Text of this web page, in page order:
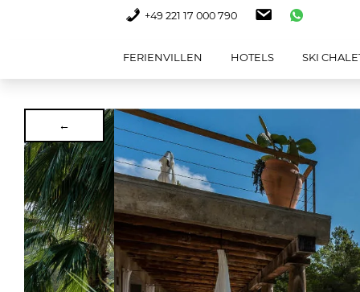
+49 221 17 000 790
FERIENVILLEN HOTELS SKI
←